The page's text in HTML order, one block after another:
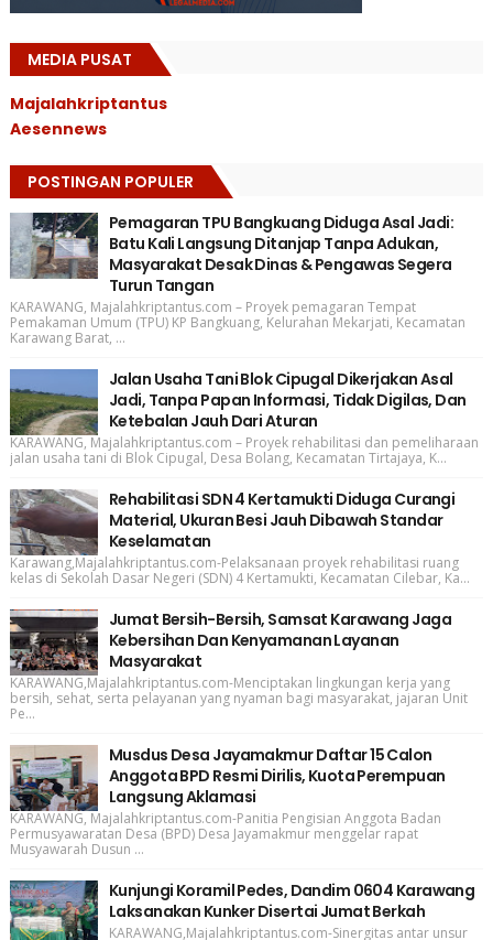
MEDIA PUSAT
Majalahkriptantus
Aesennews
POSTINGAN POPULER
Pemagaran TPU Bangkuang Diduga Asal Jadi:
Batu Kali Langsung Ditanjap Tanpa Adukan,
Masyarakat Desak Dinas & Pengawas Segera
Turun Tangan
KARAWANG, Majalahkriptantus.com – Proyek pemagaran Tempat
Pemakaman Umum (TPU) KP Bangkuang, Kelurahan Mekarjati, Kecamatan
Karawang Barat, ...
Jalan Usaha Tani Blok Cipugal Dikerjakan Asal
Jadi, Tanpa Papan Informasi, Tidak Digilas, Dan
Ketebalan Jauh Dari Aturan
KARAWANG, Majalahkriptantus.com – Proyek rehabilitasi dan pemeliharaan
jalan usaha tani di Blok Cipugal, Desa Bolang, Kecamatan Tirtajaya, K...
Rehabilitasi SDN 4 Kertamukti Diduga Curangi
Material, Ukuran Besi Jauh Dibawah Standar
Keselamatan
Karawang,Majalahkriptantus.com-Pelaksanaan proyek rehabilitasi ruang
kelas di Sekolah Dasar Negeri (SDN) 4 Kertamukti, Kecamatan Cilebar, Ka...
Jumat Bersih-Bersih, Samsat Karawang Jaga
Kebersihan Dan Kenyamanan Layanan
Masyarakat
KARAWANG,Majalahkriptantus.com-Menciptakan lingkungan kerja yang
bersih, sehat, serta pelayanan yang nyaman bagi masyarakat, jajaran Unit
Pe...
Musdus Desa Jayamakmur Daftar 15 Calon
Anggota BPD Resmi Dirilis, Kuota Perempuan
Langsung Aklamasi
KARAWANG, Majalahkriptantus.com-Panitia Pengisian Anggota Badan
Permusyawaratan Desa (BPD) Desa Jayamakmur menggelar rapat
Musyawarah Dusun ...
Kunjungi Koramil Pedes, Dandim 0604 Karawang
Laksanakan Kunker Disertai Jumat Berkah
KARAWANG,Majalahkriptantus.com-Sinergitas antar unsur